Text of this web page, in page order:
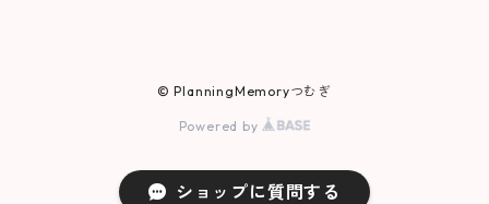
© PlanningMemoryつむぎ
Powered by
ショップに質問する